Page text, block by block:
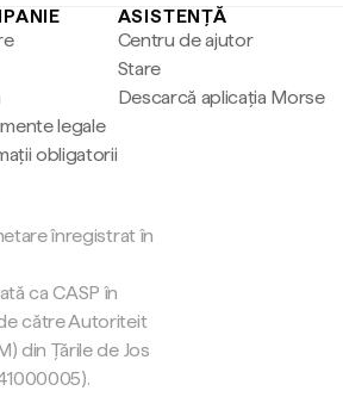
legale
obligatorii
ASISTENȚĂ
Centru de ajutor
Stare
Descarcă aplicația Morse
înregistrat în
ca CASP în
către Autoriteit
din Țările de Jos